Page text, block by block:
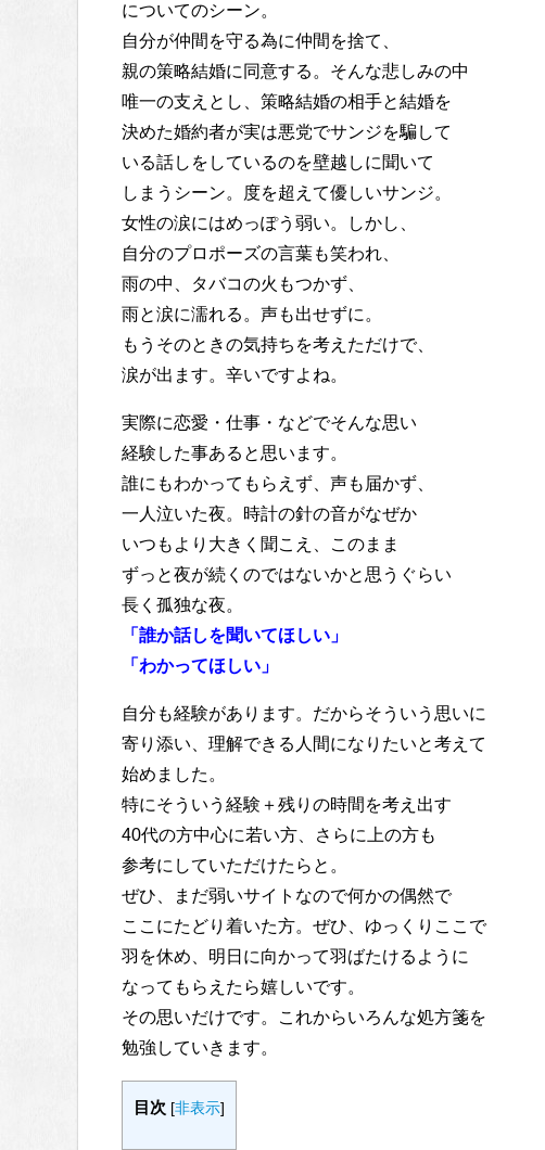
についてのシーン。
自分が仲間を守る為に仲間を捨て、
親の策略結婚に同意する。そんな悲しみの中
唯一の支えとし、策略結婚の相手と結婚を
決めた婚約者が実は悪党でサンジを騙して
いる話しをしているのを壁越しに聞いて
しまうシーン。度を超えて優しいサンジ。
女性の涙にはめっぽう弱い。しかし、
自分のプロポーズの言葉も笑われ、
雨の中、タバコの火もつかず、
雨と涙に濡れる。声も出せずに。
もうそのときの気持ちを考えただけで、
涙が出ます。辛いですよね。
実際に恋愛・仕事・などでそんな思い
経験した事あると思います。
誰にもわかってもらえず、声も届かず、
一人泣いた夜。時計の針の音がなぜか
いつもより大きく聞こえ、このまま
ずっと夜が続くのではないかと思うぐらい
長く孤独な夜。
「誰か話しを聞いてほしい」
「わかってほしい」
自分も経験があります。だからそういう思いに
寄り添い、理解できる人間になりたいと考えて
始めました。
特にそういう経験＋残りの時間を考え出す
40代の方中心に若い方、さらに上の方も
参考にしていただけたらと。
ぜひ、まだ弱いサイトなので何かの偶然で
ここにたどり着いた方。ぜひ、ゆっくりここで
羽を休め、明日に向かって羽ばたけるように
なってもらえたら嬉しいです。
その思いだけです。これからいろんな処方箋を
勉強していきます。
目次 [非表示]